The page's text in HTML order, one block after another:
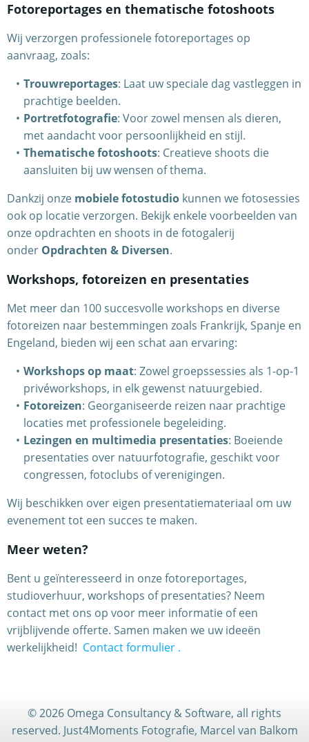
Fotoreportages en thematische fotoshoots
Wij verzorgen professionele fotoreportages op
aanvraag, zoals:
Trouwreportages: Laat uw speciale dag vastleggen in
prachtige beelden.
Portretfotografie: Voor zowel mensen als dieren,
met aandacht voor persoonlijkheid en stijl.
Thematische fotoshoots: Creatieve shoots die
aansluiten bij uw wensen of thema.
Dankzij onze mobiele fotostudio kunnen we fotosessies
ook op locatie verzorgen. Bekijk enkele voorbeelden van
onze opdrachten en shoots in de fotogalerij
onder Opdrachten & Diversen.
Workshops, fotoreizen en presentaties
Met meer dan 100 succesvolle workshops en diverse
fotoreizen naar bestemmingen zoals Frankrijk, Spanje en
Engeland, bieden wij een schat aan ervaring:
Workshops op maat: Zowel groepssessies als 1-op-1
privéworkshops, in elk gewenst natuurgebied.
Fotoreizen: Georganiseerde reizen naar prachtige
locaties met professionele begeleiding.
Lezingen en multimedia presentaties: Boeiende
presentaties over natuurfotografie, geschikt voor
congressen, fotoclubs of verenigingen.
Wij beschikken over eigen presentatiemateriaal om uw
evenement tot een succes te maken.
Meer weten?
Bent u geïnteresseerd in onze fotoreportages,
studioverhuur, workshops of presentaties? Neem
contact met ons op voor meer informatie of een
vrijblijvende offerte. Samen maken we uw ideeën
werkelijkheid! Contact formulier .
© 2026 Omega Consultancy & Software, all rights
reserved. Just4Moments Fotografie, Marcel van Balkom